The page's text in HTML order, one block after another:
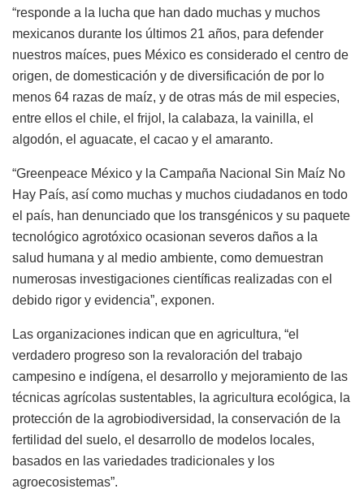
“responde a la lucha que han dado muchas y muchos
mexicanos durante los últimos 21 años, para defender
nuestros maíces, pues México es considerado el centro de
origen, de domesticación y de diversificación de por lo
menos 64 razas de maíz, y de otras más de mil especies,
entre ellos el chile, el frijol, la calabaza, la vainilla, el
algodón, el aguacate, el cacao y el amaranto.
“Greenpeace México y la Campaña Nacional Sin Maíz No
Hay País, así como muchas y muchos ciudadanos en todo
el país, han denunciado que los transgénicos y su paquete
tecnológico agrotóxico ocasionan severos daños a la
salud humana y al medio ambiente, como demuestran
numerosas investigaciones científicas realizadas con el
debido rigor y evidencia”, exponen.
Las organizaciones indican que en agricultura, “el
verdadero progreso son la revaloración del trabajo
campesino e indígena, el desarrollo y mejoramiento de las
técnicas agrícolas sustentables, la agricultura ecológica, la
protección de la agrobiodiversidad, la conservación de la
fertilidad del suelo, el desarrollo de modelos locales,
basados en las variedades tradicionales y los
agroecosistemas”.